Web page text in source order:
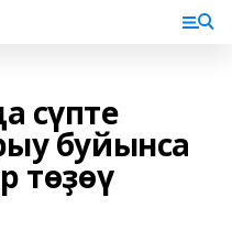
сүпте
буйынса
төҙөү